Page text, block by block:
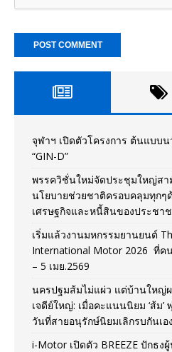
จุฬาฯ เปิดตัวโครงการ ต้นแบบ
“GIN-D”
พรรควิชั่นใหม่จัดประชุมใหญ่ส
นโยบายช่วยชาติครอบคลุมทุกๆ
เศรษฐกิจและหนี้สินของประชาช
เริ่มแล้วงานมหกรรมยานยนต์
International Motor 2026 ที่ค
– 5 เมย.2569
นครปฐมส้มไม่แผ่ว แต่บ้านใหญ่
เจดีย์ใหญ่: เมื่อคะแนนนิยม ‘ส้ม’
วันที่สายอนุรักษ์นิยมเลิกรบกันเอง
i-Motor เปิดตัว BREEZE ปักธง